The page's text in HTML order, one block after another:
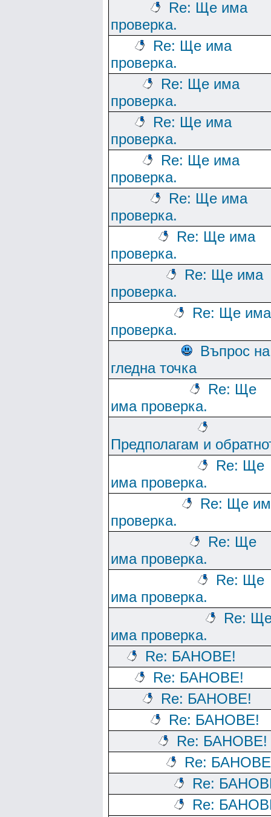
Re: Ще има
проверка.
Re: Ще има
проверка.
Re: Ще има
проверка.
Re: Ще има
проверка.
Re: Ще има
проверка.
Re: Ще има
проверка.
Re: Ще има
проверка.
Re: Ще има
проверка.
Re: Ще има
проверка.
Въпрос на
гледна точка
Re: Ще
има проверка.
Предполагам и
Re: Ще
има проверка.
Re: Ще
проверка.
Re: Ще
има проверка.
Re: Ще
има проверка.
Re:
има проверка.
Re: БАНОВЕ!
Re: БАНОВЕ!
Re: БАНОВЕ!
Re: БАНОВЕ!
Re: БАНОВЕ!
Re:
Re:
Re: